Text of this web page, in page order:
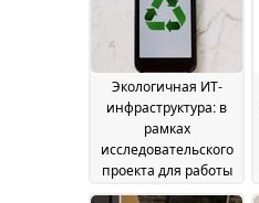
Экологичная ИТ-
инфраструктура: в
рамках
исследовательского
проекта для работы
центра обработки